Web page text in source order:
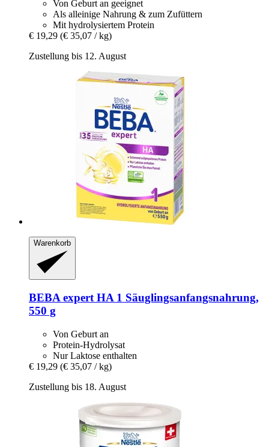
Von Geburt an geeignet
Als alleinige Nahrung & zum Zufüttern
Mit hydrolysiertem Protein
€ 19,29 (€ 35,07 / kg)
Zustellung bis 12. August
Warenkorb
BEBA expert HA 1 Säuglingsanfangsnahrung,
550 g
Von Geburt an
Protein-Hydrolysat
Nur Laktose enthalten
€ 19,29 (€ 35,07 / kg)
Zustellung bis 18. August